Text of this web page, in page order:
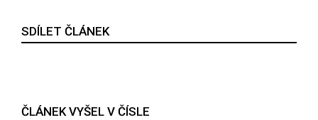
SDÍLET ČLÁNEK
ČLÁNEK VYŠEL V ČÍSLE